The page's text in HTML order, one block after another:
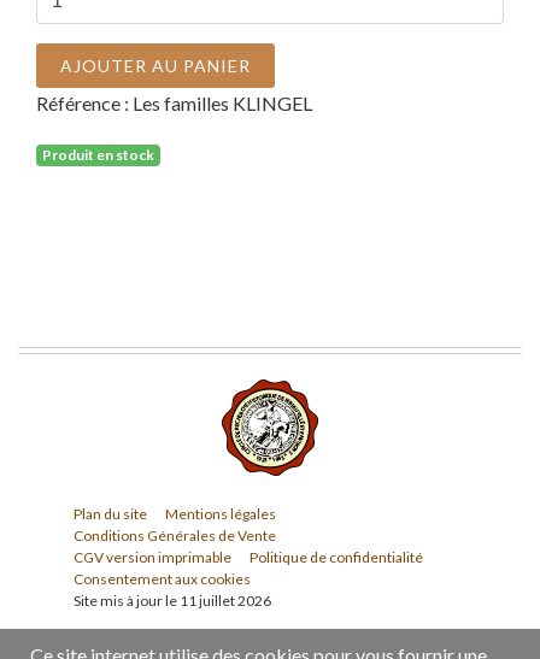
AJOUTER AU PANIER
Référence : Les familles KLINGEL
Produit en stock
Plan du site
Mentions légales
Conditions Générales de Vente
CGV version imprimable
Politique de confidentialité
Consentement aux cookies
Site mis à jour le 11 juillet 2026